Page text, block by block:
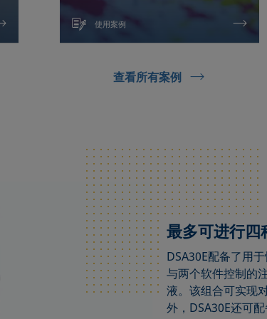
使用案例
查看所有案例
最多可进行四
DSA30E配备了用
与两个软件控制的
液。该组合可实现
外，DSA30E还可